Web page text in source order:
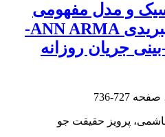
و مدل مفهومی
IHACRES و مدل هیبریدی ANN ARMA-
جریان روزانه
727-736
پرویز حقیقت جو